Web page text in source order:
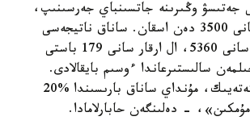
جەتىسۋ وڭىرىنە جاتسىنباي جەرسىنىپ،
بۇگىندە ولاردىڭ سانى 3500 دەن اسقان. ساناق ناتيجەسى
بويىنشا قاراقۇيرىق سانى 5360، ال ارقار سانى 179 باستى
سالىستىرعاندا ءوسىم بايقالادى.
ەستەرىڭىزگە سالا كەتەيىك، مۇنداي ساناق بارىسىندا %20
- دەلىنگەن حابارلامادا.